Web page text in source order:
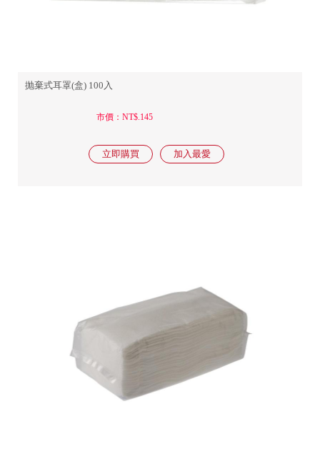
抛棄式耳罩(盒) 100入
市價：NT$.145